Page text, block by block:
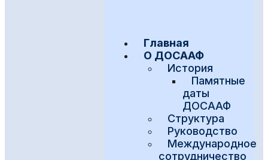
Главная
О ДОСААФ
История
Памятные
даты
ДОСААФ
Структура
Руководство
Международное
сотрудничество